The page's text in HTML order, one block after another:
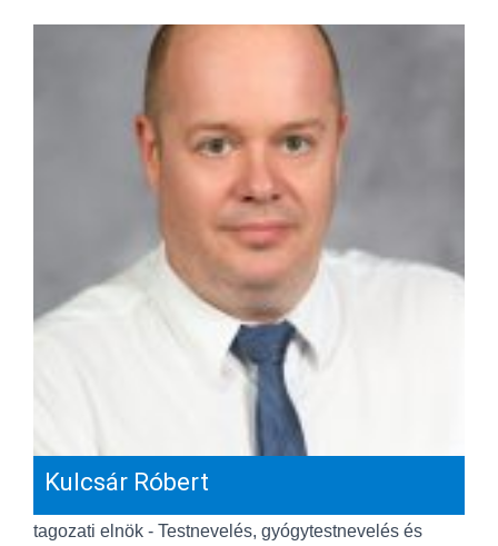
Kulcsár Róbert
tagozati elnök - Testnevelés, gyógytestnevelés és